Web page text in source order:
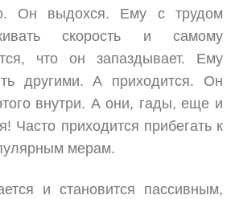
Он выдохся. Ему с трудом
скорость и самому
что он запаздывает. Ему
другими. А приходится. Он
внутри. А они, гады, еще и
Часто приходится прибегать к
мерам.
и становится пассивным,